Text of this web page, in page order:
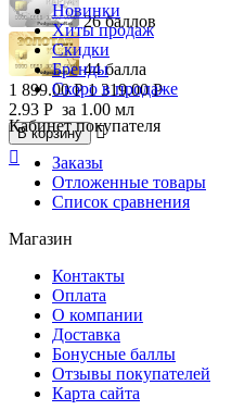
26 баллов
44 балла
1 899.00 Р 1 319.00 Р
2.93 Р за 1.00 мл
В корзину


Новинки
Хиты продаж
Скидки
Бренды
Скоро в продаже
Кабинет покупателя
Заказы
Отложенные товары
Список сравнения
Магазин
Контакты
Оплата
О компании
Доставка
Бонусные баллы
Отзывы покупателей
Карта сайта